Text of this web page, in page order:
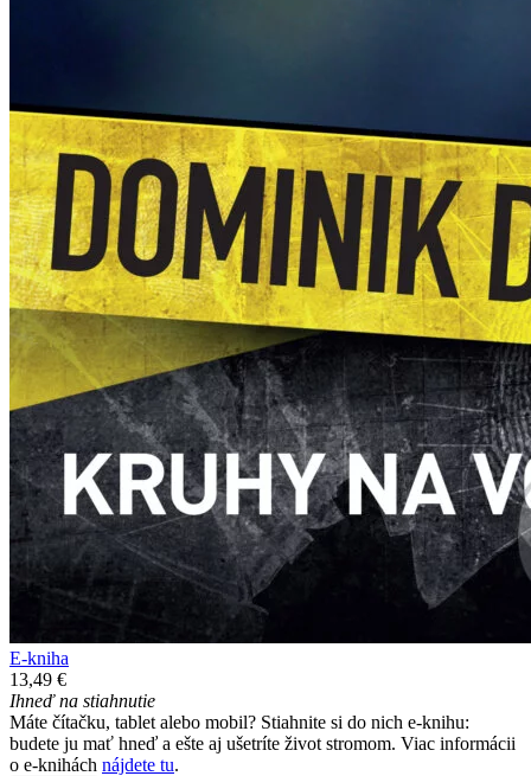
E-kniha
13,49 €
Ihneď na stiahnutie
Máte čítačku, tablet alebo mobil? Stiahnite si do nich e-knihu:
budete ju mať hneď a ešte aj ušetríte život stromom. Viac informácii
o e-knihách nájdete tu.